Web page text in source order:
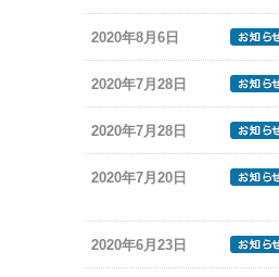
2020年8月6日
2020年7月28日
2020年7月28日
2020年7月20日
2020年6月23日